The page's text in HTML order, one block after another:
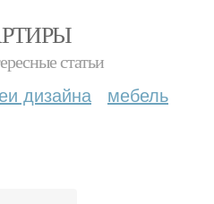
статьи
дизайна мебель